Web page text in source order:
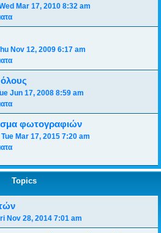
Mar 17, 2010 8:32 am
Nov 12, 2009 6:17 am
Jun 17, 2008 8:59 am
φωτογραφιών
Tue Mar 17, 2015 7:20 am
Topics
Nov 28, 2014 7:01 am